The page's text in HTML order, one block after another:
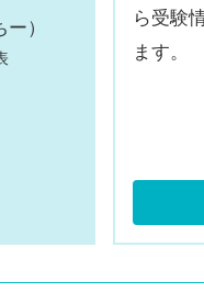
）
ら受験
ます。